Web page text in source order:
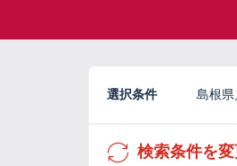
選択条件 島根
検索条件を